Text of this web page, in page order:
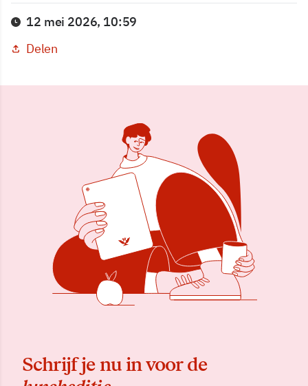
12 mei 2026, 10:59
Delen
Schrijf je nu in voor de